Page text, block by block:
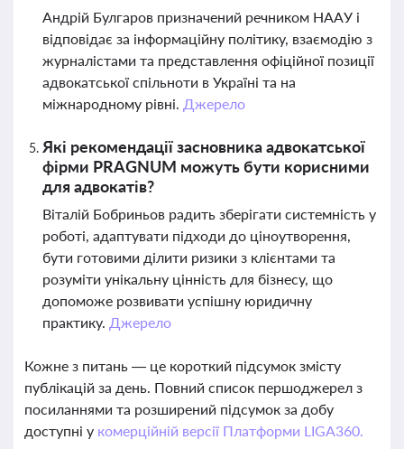
Андрій Булгаров призначений речником НААУ і
відповідає за інформаційну політику, взаємодію з
журналістами та представлення офіційної позиції
адвокатської спільноти в Україні та на
міжнародному рівні. Джерело
Які рекомендації засновника адвокатської
фірми PRAGNUM можуть бути корисними
для адвокатів?
Віталій Бобриньов радить зберігати системність у
роботі, адаптувати підходи до ціноутворення,
бути готовими ділити ризики з клієнтами та
розуміти унікальну цінність для бізнесу, що
допоможе розвивати успішну юридичну
практику. Джерело
Кожне з питань — це короткий підсумок змісту
публікацій за день. Повний список першоджерел з
посиланнями та розширений підсумок за добу
доступні у комерційній версії Платформи LIGA360.